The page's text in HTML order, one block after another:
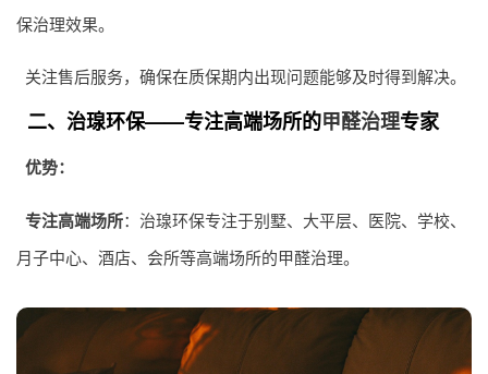
保治理效果。
关注售后服务，确保在质保期内出现问题能够及时得到解决。
二、治瑔环保——专注高端场所的甲醛治理专家
优势：
专注高端场所：治瑔环保专注于别墅、大平层、医院、学校、
月子中心、酒店、会所等高端场所的甲醛治理。